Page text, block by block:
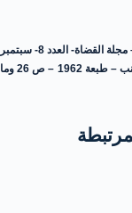
المقصود بالأحوال الشخصية – مقال – المستشار أحمد خيرت – مجلة القضاة- العدد 8- سبتمبر
سنة 1923 ، والأحوال الشخصية للوطنين غير المسلمين والأجانب – طبعة 1962 – ص 26 وما